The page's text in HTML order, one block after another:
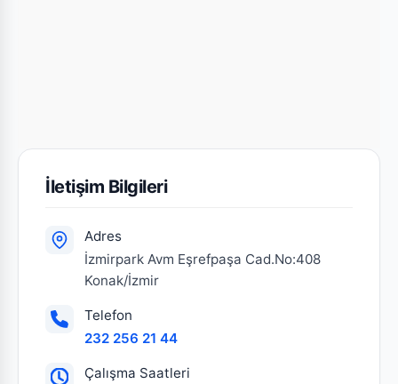
İletişim Bilgileri
Adres
İzmirpark Avm Eşrefpaşa Cad.No:408
Konak/İzmir
Telefon
232 256 21 44
Çalışma Saatleri